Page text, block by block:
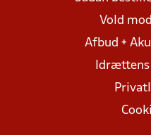
Vold
Afbud +